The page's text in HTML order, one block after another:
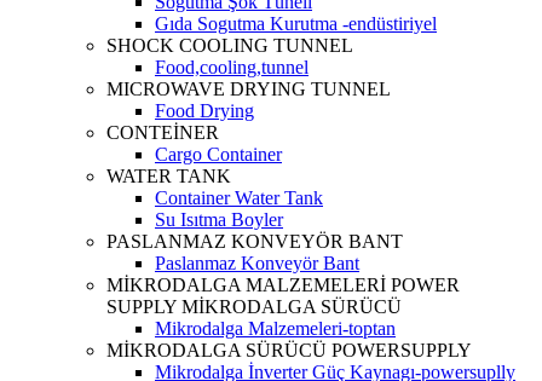
Gıda Sogutma Kurutma -endüstiriyel
SHOCK COOLING TUNNEL
Food,cooling,tunnel
MICROWAVE DRYING TUNNEL
Food Drying
CONTEİNER
Cargo Container
WATER TANK
Container Water Tank
Su Isıtma Boyler
PASLANMAZ KONVEYÖR BANT
Paslanmaz Konveyör Bant
MİKRODALGA MALZEMELERİ POWER
SUPPLY MİKRODALGA SÜRÜCÜ
Mikrodalga Malzemeleri-toptan
MİKRODALGA SÜRÜCÜ POWERSUPPLY
Mikrodalga İnverter Güç Kaynagı-powersuplly